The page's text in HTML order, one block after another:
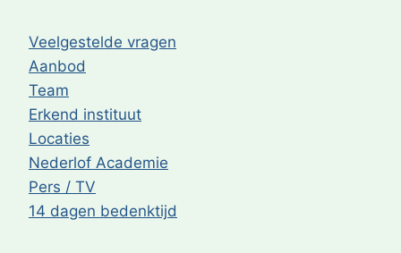
Veelgestelde vragen
Aanbod
Team
Erkend instituut
Locaties
Nederlof Academie
Pers / TV
14 dagen bedenktijd